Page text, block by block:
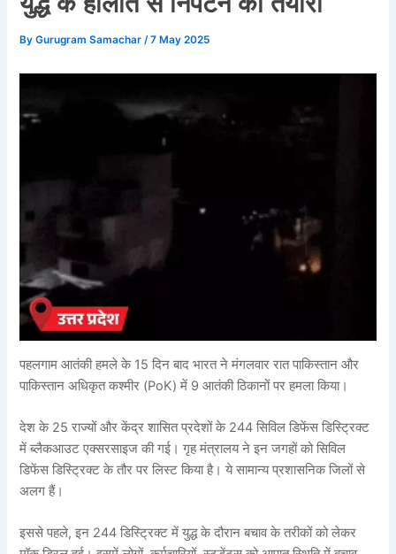
ByGurugram Samachar /7 May 2025
पहलगाम आतंकी हमले के 15 दिन बाद भारत ने मंगलवार रात पाकिस्तान और
पाकिस्तान अधिकृत कश्मीर (PoK) में 9 आतंकी ठिकानों पर हमला किया।
देश के 25 राज्यों और केंद्र शासित प्रदेशों के 244 सिविल डिफेंस डिस्ट्रिक्ट
में ब्लैकआउट एक्सरसाइज की गई। गृह मंत्रालय ने इन जगहों को सिविल
डिफेंस डिस्ट्रिक्ट के तौर पर लिस्ट किया है। ये सामान्य प्रशासनिक जिलों से
अलग हैं।
इससे पहले, इन 244 डिस्ट्रिक्ट में युद्ध के दौरान बचाव के तरीकों को लेकर